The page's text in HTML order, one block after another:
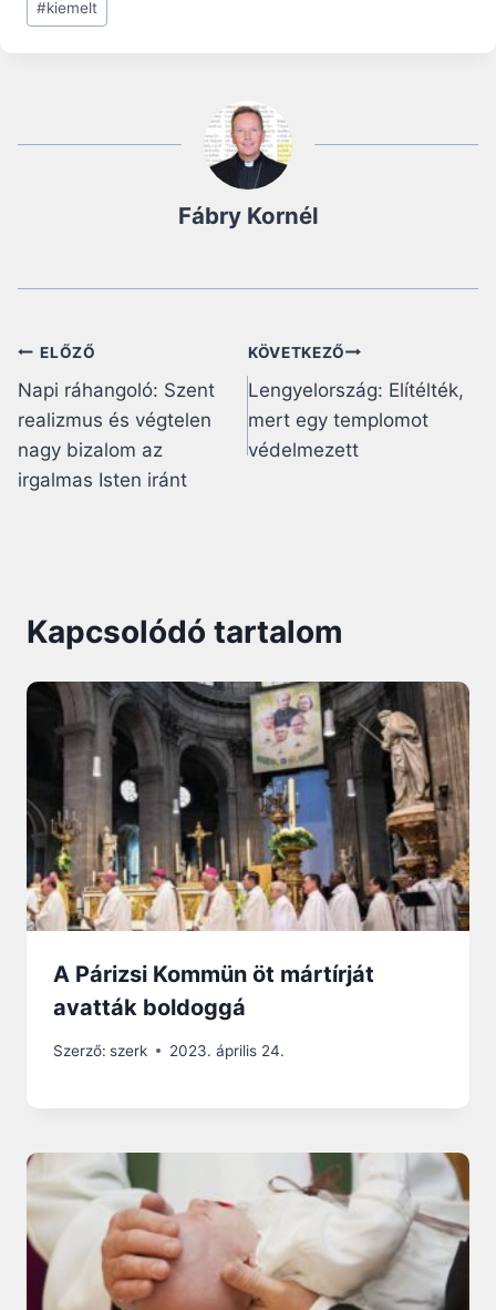
Tags:
#kiemelt
Fábry Kornél
Bejegyzés
navigáció
ELŐZŐ
Napi ráhangoló: Szent
realizmus és végtelen
nagy bizalom az
irgalmas Isten iránt
KÖVETKEZŐ
Lengyelország: Elítélték,
mert egy templomot
védelmezett
Kapcsolódó tartalom
A Párizsi Kommün öt mártírját
avatták boldoggá
Szerző: szerk 2023. április 24.